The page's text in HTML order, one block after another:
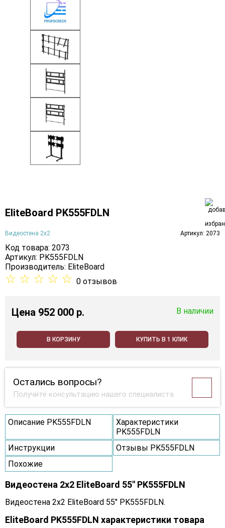
EliteBoard PK555FDLN
Видеостена 2x2 Артикул: 2073
Код товара: 2073
Артикул: PK555FDLN
Производитель: EliteBoard
☆ ☆ ☆ ☆ ☆ 0 отзывов
Цена 952 000 p. В наличии
В КОРЗИНУ КУПИТЬ В 1 КЛИК
Остались вопросы?
Получите консультацию нашего специалиста
Описание PK555FDLN
Характеристики
PK555FDLN
Инструкции
Отзывы PK555FDLN
Похожие
Видеостена 2x2 EliteBoard 55" PK555FDLN
Видеостена 2x2 EliteBoard 55" PK555FDLN.
EliteBoard PK555FDLN характеристики товара